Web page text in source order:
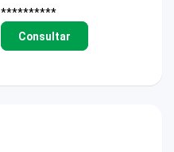
**********
Consultar